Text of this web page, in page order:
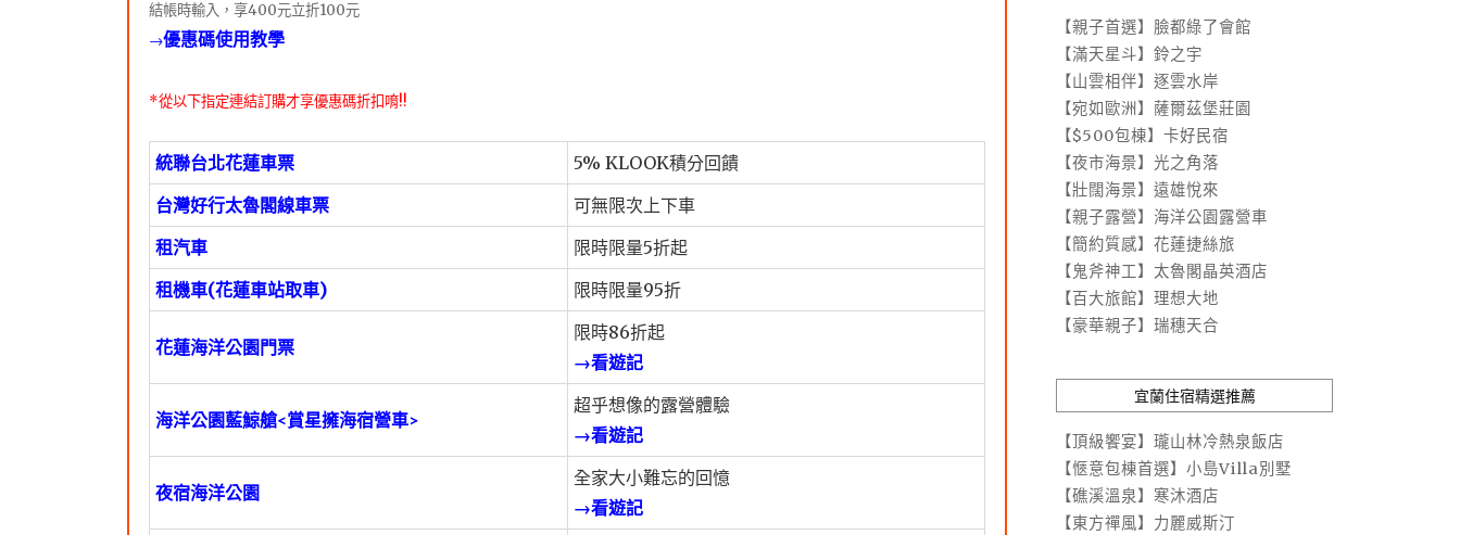
結帳時輸入，享400元立折100元
→優惠碼使用教學
*從以下指定連結訂購才享優惠碼折扣唷!!
統聯台北花蓮車票
5% KLOOK積分回饋
台灣好行太魯閣線車票
可無限次上下車
租汽車
限時限量5折起
租機車(花蓮車站取車)
限時限量95折
花蓮海洋公園門票
限時86折起
→看遊記
海洋公園藍鯨艙<賞星擁海宿營車>
超乎想像的露營體驗
→看遊記
夜宿海洋公園
全家大小難忘的回憶
→看遊記
【親子首選】臉都綠了會館
【滿天星斗】鈴之宇
【山雲相伴】逐雲水岸
【宛如歐洲】薩爾茲堡莊園
【$500包棟】卡好民宿
【夜市海景】光之角落
【壯闊海景】遠雄悅來
【親子露營】海洋公園露營車
【簡約質感】花蓮捷絲旅
【鬼斧神工】太魯閣晶英酒店
【百大旅館】理想大地
【豪華親子】瑞穗天合
宜蘭住宿精選推薦
【頂級饗宴】瓏山林冷熱泉飯店
【愜意包棟首選】小島Villa別墅
【礁溪溫泉】寒沐酒店
【東方禪風】力麗威斯汀